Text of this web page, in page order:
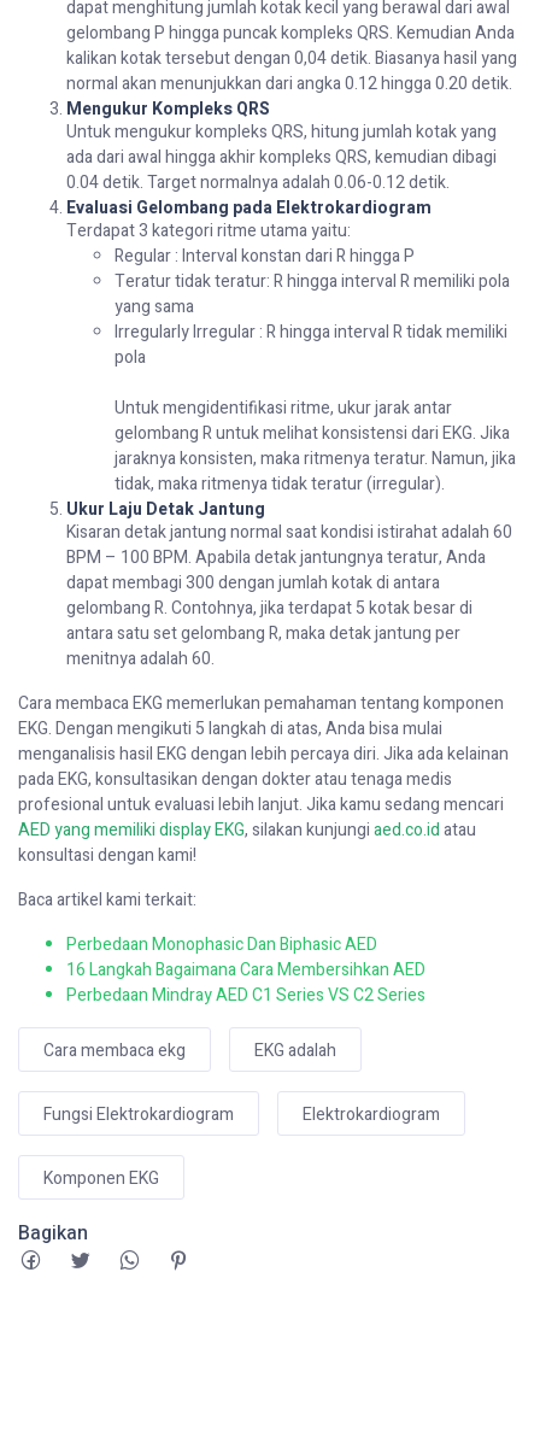
dapat menghitung jumlah kotak kecil yang berawal dari awal
gelombang P hingga puncak kompleks QRS. Kemudian Anda
kalikan kotak tersebut dengan 0,04 detik. Biasanya hasil yang
normal akan menunjukkan dari angka 0.12 hingga 0.20 detik.
Mengukur Kompleks QRS
Untuk mengukur kompleks QRS, hitung jumlah kotak yang
ada dari awal hingga akhir kompleks QRS, kemudian dibagi
0.04 detik. Target normalnya adalah 0.06-0.12 detik.
Evaluasi Gelombang pada Elektrokardiogram
Terdapat 3 kategori ritme utama yaitu:
Regular : Interval konstan dari R hingga P
Teratur tidak teratur: R hingga interval R memiliki pola
yang sama
Irregularly Irregular : R hingga interval R tidak memiliki
pola
Untuk mengidentifikasi ritme, ukur jarak antar
gelombang R untuk melihat konsistensi dari EKG. Jika
jaraknya konsisten, maka ritmenya teratur. Namun, jika
tidak, maka ritmenya tidak teratur (irregular).
Ukur Laju Detak Jantung
Kisaran detak jantung normal saat kondisi istirahat adalah 60
BPM – 100 BPM. Apabila detak jantungnya teratur, Anda
dapat membagi 300 dengan jumlah kotak di antara
gelombang R. Contohnya, jika terdapat 5 kotak besar di
antara satu set gelombang R, maka detak jantung per
menitnya adalah 60.
Cara membaca EKG memerlukan pemahaman tentang komponen
EKG. Dengan mengikuti 5 langkah di atas, Anda bisa mulai
menganalisis hasil EKG dengan lebih percaya diri. Jika ada kelainan
pada EKG, konsultasikan dengan dokter atau tenaga medis
profesional untuk evaluasi lebih lanjut. Jika kamu sedang mencari
AED yang memiliki display EKG, silakan kunjungiaed.co.idatau
konsultasi dengan kami!
Baca artikel kami terkait:
Perbedaan Monophasic Dan Biphasic AED
16 Langkah Bagaimana Cara Membersihkan AED
Perbedaan Mindray AED C1 Series VS C2 Series
Cara membaca ekg EKG adalah
Fungsi Elektrokardiogram Elektrokardiogram
Komponen EKG
Bagikan